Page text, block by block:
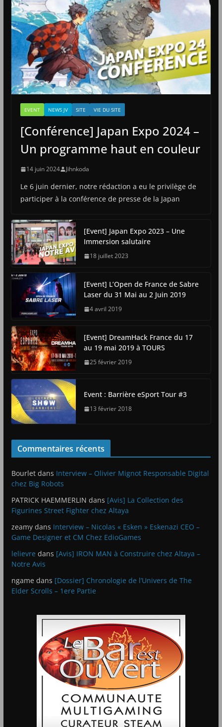
EVENT NEWS JV SITE VIE DU SITE
[Conférence] Japan Expo 2024 –
Un programme haut en couleur
14 juin 2024 Jihnkoda
Le 6 juin dernier, notre rédaction a eu le privilège de
participer à la conférence de presse de la Japan
[Event] Japan Expo 2023 – Une
Immersion salutaire
18 juillet 2023
[Event] L’Open de France de Sabre
Laser du 31 Mai au 2 Juin 2019
4 avril 2019
[Event] DreamHack France du 17
au 19 mai 2019 à TOURS
25 février 2019
Event : Barrière eSport Tour #3
13 février 2018
Commentaires récents
Bourletdans Interview – Olivier Mignot Responsable Digital
chez Big Robots
PATRICK HAEMMERLIN dans [Avis] La Collection des
Figurines Street Fighter chez Altaya
zeamydans Interview – Nicolas « Esken » Eskenazi CEO –
Game Designer et CM Chez EdioGames
lelievre dans [Avis] IRON MAN à Construire chez Altaya –
Notre Avis
ngame dans [Dossier] Chronologie de l’Univers de The
Elder Scrolls – 1ere Partie